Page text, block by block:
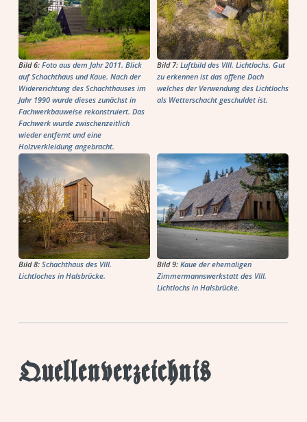
Bild 6: Foto aus dem Jahr 2011. Blick
auf Schachthaus und Kaue. Nach der
Widererichtung des Schachthauses im
Jahr 1990 wurde dieses zunächst in
Fachwerkbauweise rekonstruiert. Das
Fachwerk wurde zwischenzeitlich
wieder entfernt und eine
Holzverkleidung angebracht.
Bild 7: Luftbild des VIII. Lichtlochs. Gut
zu erkennen ist das offene Dach
welches der Verwendung des Lichtlochs
als Wetterschacht geschuldet ist.
Bild 8: Schachthaus des VIII.
Lichtloches in Halsbrücke.
Bild 9: Kaue der ehemaligen
Zimmermannswerkstatt des VIII.
Lichtlochs in Halsbrücke.
Quellenverzeichnis